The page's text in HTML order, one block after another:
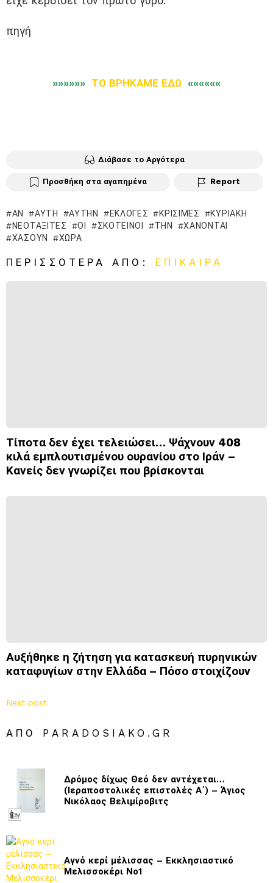
πηγή
»»»»»» ΤΟ ΒΡΗΚΑΜΕ ΕΔΩ ««««««
Διάβασε το Αργότερα
Προσθήκη στα αγαπημένα Report
ΑΝ ΑΥΤΉ ΑΥΤΉΝ ΕΚΛΟΓΈΣ ΚΡΊΣΙΜΕΣ
ΚΥΡΙΑΚΉ
ΝΕΟΤΑΞΊΤΕΣ
ΟΙ ΣΚΟΤΕΙΝΟΊ ΤΗΝ
ΧΆΝΟΝΤΑΙ
ΧΆΣΟΥΝ
ΧΏΡΑ
ΠΕΡΙΣΣΌΤΕΡΑ ΑΠΌ: ΕΠΊΚΑΙΡΑ
Τίποτα δεν έχει τελειώσει… Ψάχνουν 408
κιλά εμπλουτισμένου ουρανίου στο Ιράν –
Κανείς δεν γνωρίζει που βρίσκονται
Αυξήθηκε η ζήτηση για κατασκευή πυρηνικών
καταφυγίων στην Ελλάδα – Πόσο στοιχίζουν
Next post
ΑΠΌ PARADOSIAKO.GR
Δρόμος δίχως Θεό δεν αντέχεται…
(Ιεραποστολικές επιστολές Α΄) – Άγιος
Νικόλαος Βελιμίροβιτς
Αγνό κερί μέλισσας – Εκκλησιαστικό
Μελισσοκέρι Νο1